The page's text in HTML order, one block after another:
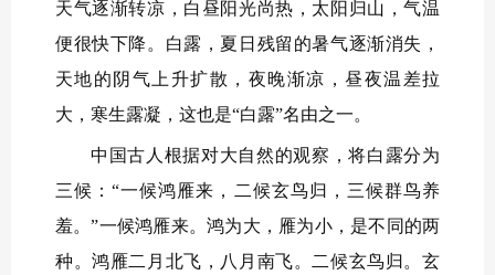
天气逐渐转凉，白昼阳光尚热，太阳归山，气温
便很快下降。白露，夏日残留的暑气逐渐消失，
天地的阴气上升扩散，夜晚渐凉，昼夜温差拉
大，寒生露凝，这也是“白露”名由之一。
中国古人根据对大自然的观察，将白露分为
三候：“一候鸿雁来，二候玄鸟归，三候群鸟养
羞。”一候鸿雁来。鸿为大，雁为小，是不同的两
种。鸿雁二月北飞，八月南飞。二候玄鸟归。玄